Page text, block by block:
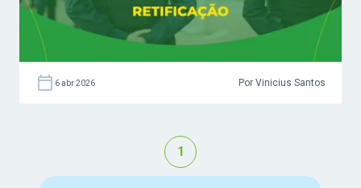
6 abr 2026 Por Vinicius Santos
1